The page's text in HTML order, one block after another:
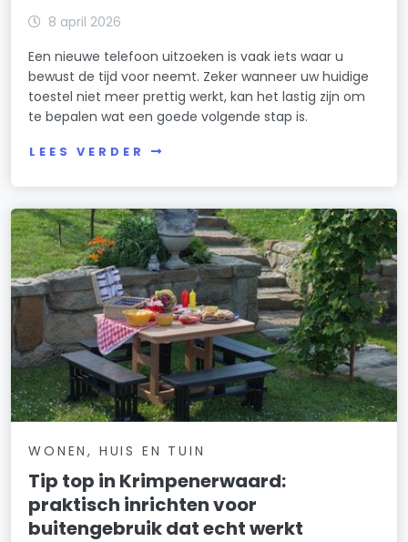
8 april 2026
Een nieuwe telefoon uitzoeken is vaak iets waar u
bewust de tijd voor neemt. Zeker wanneer uw huidige
toestel niet meer prettig werkt, kan het lastig zijn om
te bepalen wat een goede volgende stap is.
LEES VERDER
WONEN, HUIS EN TUIN
Tip top in Krimpenerwaard:
praktisch inrichten voor
buitengebruik dat echt werkt